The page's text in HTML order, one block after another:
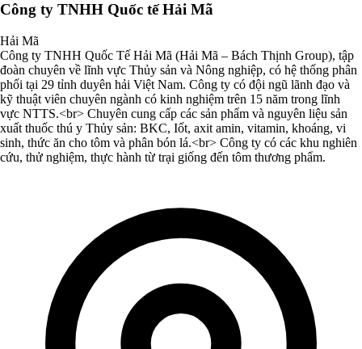
Công ty TNHH Quốc tế Hải Mã
Hải Mã
Công ty TNHH Quốc Tế Hải Mã (Hải Mã – Bách Thịnh Group), tập
đoàn chuyên về lĩnh vực Thủy sản và Nông nghiệp, có hệ thống phân
phối tại 29 tỉnh duyên hải Việt Nam. Công ty có đội ngũ lãnh đạo và
kỹ thuật viên chuyên ngành có kinh nghiệm trên 15 năm trong lĩnh
vực NTTS.<br> Chuyên cung cấp các sản phẩm và nguyên liệu sản
xuất thuốc thú y Thủy sản: BKC, Iốt, axit amin, vitamin, khoáng, vi
sinh, thức ăn cho tôm và phân bón lá.<br> Công ty có các khu nghiên
cứu, thử nghiệm, thực hành từ trại giống đến tôm thương phẩm.